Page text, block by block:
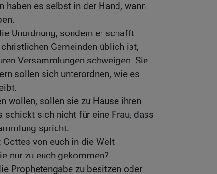
haben es selbst in der Hand, wann
Unordnung, sondern er schafft
Gemeinden üblich ist,
Versammlungen schweigen. Sie
sollen sich unterordnen, wie es
wollen, sollen sie zu Hause ihren
schickt sich nicht für eine Frau, dass
spricht.
von euch in die Welt
nur zu euch gekommen?
Prophetengabe zu besitzen oder